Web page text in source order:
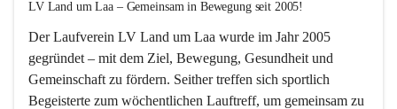
LV Land um Laa – Gemeinsam in Bewegung seit 2005!
Der Laufverein LV Land um Laa wurde im Jahr 2005
gegründet – mit dem Ziel, Bewegung, Gesundheit und
Gemeinschaft zu fördern. Seither treffen sich sportlich
Begeisterte zum wöchentlichen Lauftreff, um gemeinsam zu